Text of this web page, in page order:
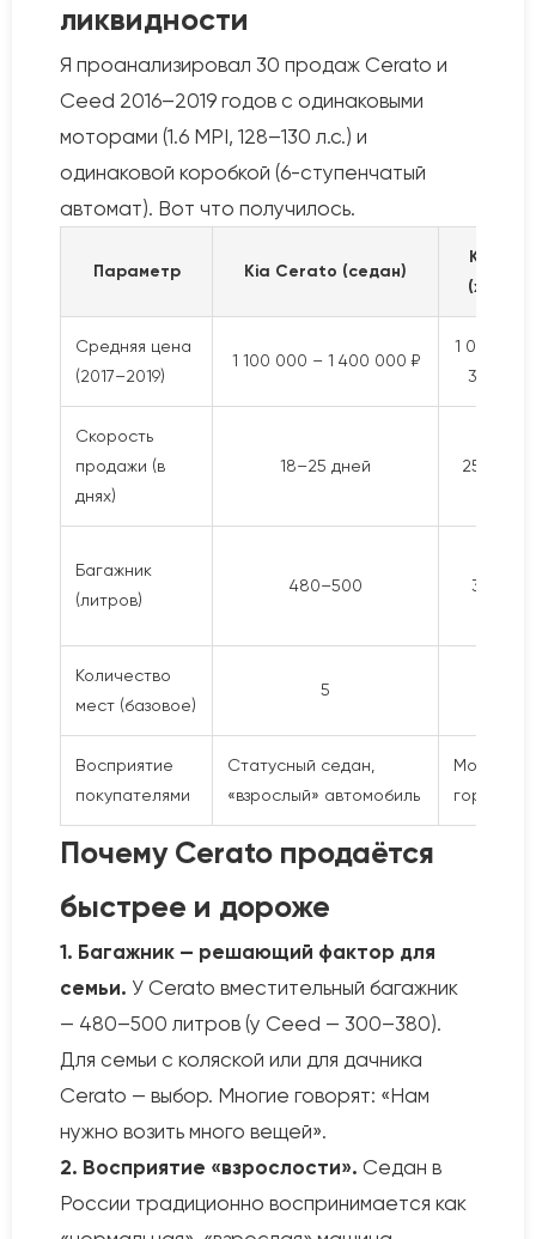
ликвидности
Я проанализировал 30 продаж Cerato и
Ceed 2016–2019 годов с одинаковыми
моторами (1.6 MPI, 128–130 л.с.) и
одинаковой коробкой (6-ступенчатый
автомат). Вот что получилось.
Параметр Kia Cerato (седан)
Kia
Средняя цена
(2017–2019)
1 100 000 – 1 400 000 ₽
1 000 000
300
Скорость
продажи (в
днях)
18–25 дней 25–35
Багажник
(литров)
480–500
Количество
мест (базовое)
5
Восприятие
покупателями
Статусный седан,
«взрослый» автомобиль
Почему Cerato продаётся
быстрее и дороже
1. Багажник — решающий фактор для
семьи. У Cerato вместительный багажник
— 480–500 литров (у Ceed — 300–380).
Для семьи с коляской или для дачника
Cerato — выбор. Многие говорят: «Нам
нужно возить много вещей».
2. Восприятие «взрослости». Седан в
России традиционно воспринимается как